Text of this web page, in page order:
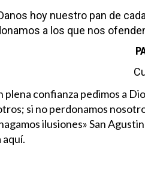
hoy nuestro pan de
a los que nos
plena confianza pedimos a
si no perdonamos
ilusiones» San
aquí.